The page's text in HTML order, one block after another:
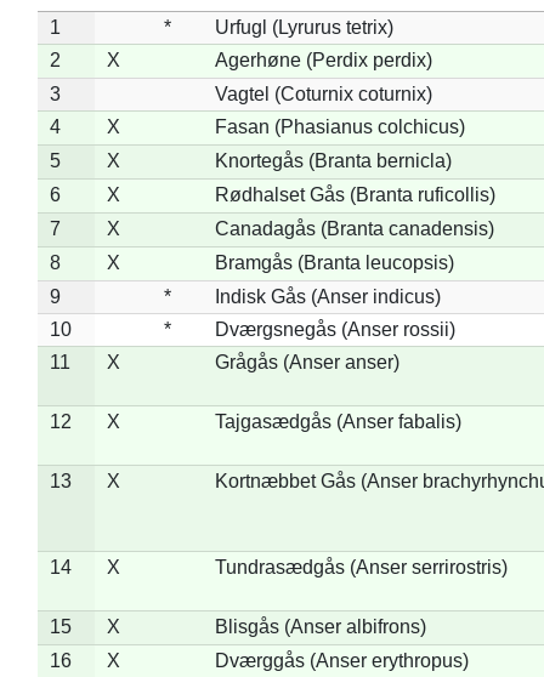
1 *
Urfugl (Lyrurus tetrix)
2
X
Agerhøne (Perdix perdix)
3
Vagtel (Coturnix coturnix)
4
X
Fasan (Phasianus colchicus)
5
X
Knortegås (Branta bernicla)
6
X
Rødhalset Gås (Branta ruficollis)
7
X
Canadagås (Branta canadensis)
8
X
Bramgås (Branta leucopsis)
9
*
Indisk Gås (Anser indicus)
10
*
Dværgsnegås (Anser rossii)
11
X Grågås (Anser anser)
12 X Tajgasædgås (Anser fabalis)
13 X Kortnæbbet Gås (Anser
14 X Tundrasædgås (Anser serrirostris)
15 X
Blisgås (Anser albifrons)
16
X Dværggås (Anser erythropus)